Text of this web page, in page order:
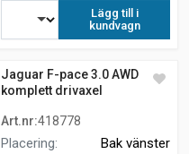
Lägg till i
kundvagn
Jaguar F-pace 3.0 AWD
komplett drivaxel
Art.nr:418778
Placering:
Bak vänster